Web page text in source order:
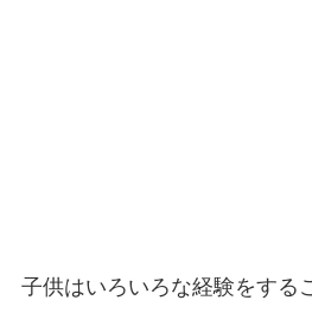
子供はいろいろな経験をする